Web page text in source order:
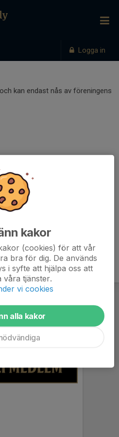
Logga in
kan endast nås av föreningens
kakor
(cookies) för att vår
bra för dig. De används
i syfte att hjälpa oss att
våra tjänster.
vi cookies
alla kakor